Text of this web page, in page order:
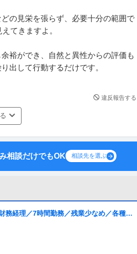
の見栄を張らず、必要十分の範囲で
てきますよ。
裕ができ、自然と異性からの評価も
出して行動するだけです。
違反報告する
相談だけでもOK 相談先を選ぶ
務経理／7時間勤務／残業少なめ／各種手